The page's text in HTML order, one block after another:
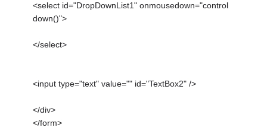
<select id="DropDownList1" onmousedown="control
down()">
</select>
<input type="text" value="" id="TextBox2" />
</div>
</form>